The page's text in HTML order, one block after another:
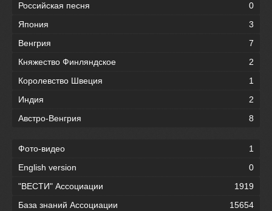
Российская песня
0
Япония
3
Венгрия
7
Княжество Финляндское
2
Королевство Швеция
1
Индия
2
Австро-Венгрия
8
Фото-видео
1
English version
0
"ВЕСТИ" Ассоциации
1919
База знаний Ассоциации
15654